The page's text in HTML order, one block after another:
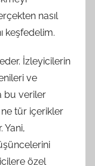
nasıl
keşfedelim.
İzleyicilerin
ve
bu veriler
ne tür içerikler
Yani,
özel